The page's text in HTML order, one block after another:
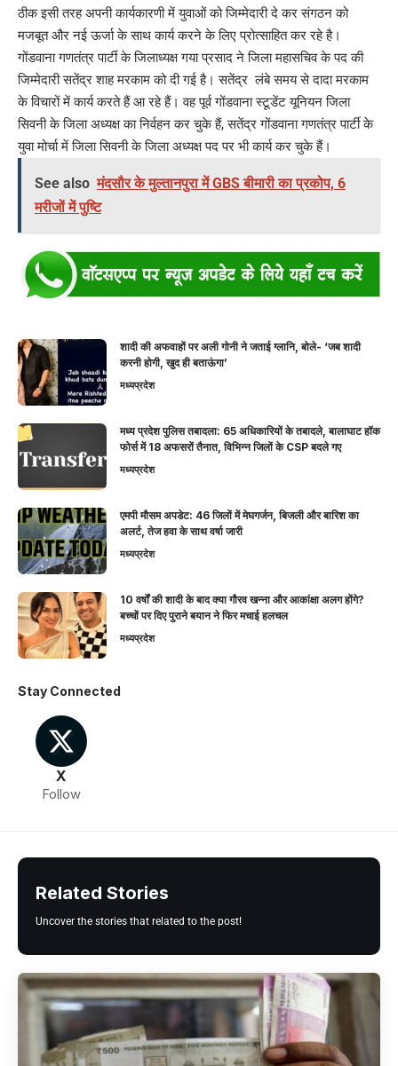
ठीक इसी तरह अपनी कार्यकारणी में युवाओं को जिम्मेदारी दे कर संगठन को
मजबूत और नई ऊर्जा के साथ कार्य करने के लिए प्रोत्साहित कर रहे है।
गोंडवाना गणतंत्र पार्टी के जिलाध्यक्ष गया प्रसाद ने जिला महासचिव के पद की
जिम्मेदारी सतेंद्र शाह मरकाम को दी गई है। सतेंद्र लंबे समय से दादा मरकाम
के विचारों में कार्य करते हैं आ रहे हैं। वह पूर्व गोंडवाना स्टूडेंट यूनियन जिला
सिवनी के जिला अध्यक्ष का निर्वहन कर चुके हैं, सतेंद्र गोंडवाना गणतंत्र पार्टी के
युवा मोर्चा में जिला सिवनी के जिला अध्यक्ष पद पर भी कार्य कर चुके हैं।
See also मंदसौर के मुल्तानपुरा में GBS बीमारी का प्रकोप, 6
मरीजों में पुष्टि
शादी की अफवाहों पर अली गोनी ने जताई ग्लानि, बोले- ‘जब शादी
करनी होगी, खुद ही बताऊंगा’
मध्यप्रदेश
मध्य प्रदेश पुलिस तबादला: 65 अधिकारियों के तबादले, बालाघाट हॉक
फोर्स में 18 अफसरों तैनात, विभिन्न जिलों के CSP बदले गए
मध्यप्रदेश
एमपी मौसम अपडेट: 46 जिलों में मेघगर्जन, बिजली और बारिश का
अलर्ट, तेज हवा के साथ वर्षा जारी
मध्यप्रदेश
10 वर्षों की शादी के बाद क्या गौरव खन्ना और आकांक्षा अलग होंगे?
बच्चों पर दिए पुराने बयान ने फिर मचाई हलचल
मध्यप्रदेश
Stay Connected
X
Follow
Related Stories
Uncover the stories that related to the post!